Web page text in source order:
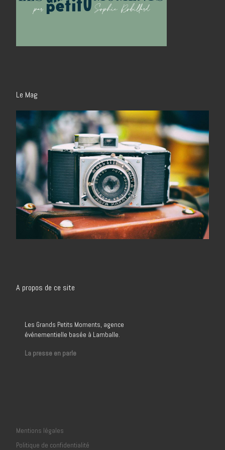
Le Mag
A propos de ce site
Les Grands Petits Moments, agence
événementielle basée à Lamballe.
La presse en parle
Mentions légales
Politique de confidentialité